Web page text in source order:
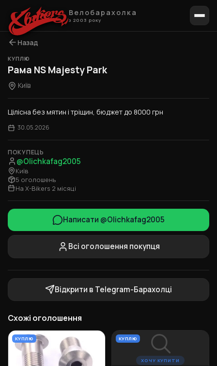
Велобарахолка
з 2003 року
Назад
КУПЛЮ
Рама NS Majesty Park
Київ
Цілісна без мятин і тріщин, бюджет до 8000 грн
30.05.2026
ПОКУПЕЦЬ
@Olichkafag2005
Київ
5 оголошень
На X-Bikers 2 місяці
Написати @Olichkafag2005
Всі оголошення покупця
Відкрити в Telegram-Барахолці
Схожі оголошення
КУПЛЮ
ХОЧУ КУПИТИ
КУПЛЮ